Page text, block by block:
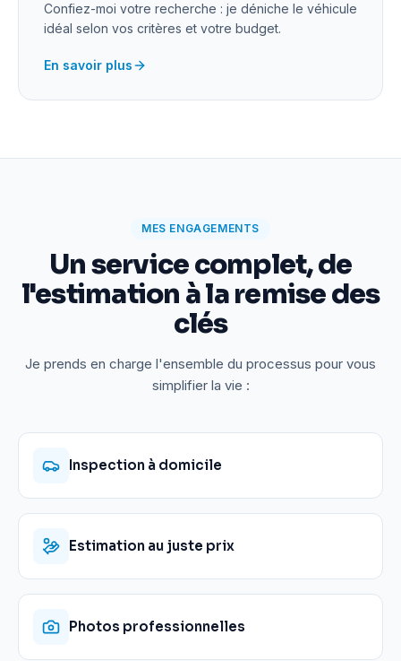
Confiez-moi votre recherche : je déniche le véhicule
idéal selon vos critères et votre budget.
En savoir plus
MES ENGAGEMENTS
Un service complet, de
l'estimation à la remise des
clés
Je prends en charge l'ensemble du processus pour vous
simplifier la vie :
Inspection à domicile
Estimation au juste prix
Photos professionnelles